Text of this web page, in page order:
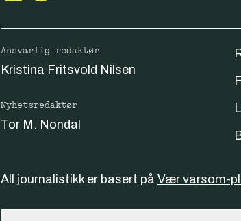
Ansvarlig redaktør
Kristina Fritsvold Nilsen
Nyhetsredaktør
Tor M. Nondal
All journalistikk er basert på Vær varsom-